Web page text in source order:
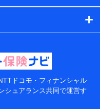
る保険会社・提携会社の
め
用履歴、ウェブサイトの
のパーソナルデータを分
向に応じたサービス・商
を行うことがありま
ドコモ・フィナンシャル
シュアランス共同で運営す